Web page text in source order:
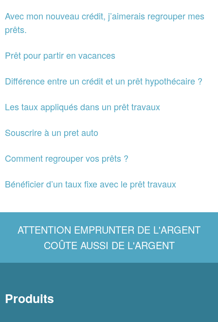
Avec mon nouveau crédit, j’aimerais regrouper mes
prêts.
Prêt pour partir en vacances
Différence entre un crédit et un prêt hypothécaire ?
Les taux appliqués dans un prêt travaux
Souscrire à un pret auto
Comment regrouper vos prêts ?
Bénéficier d’un taux fixe avec le prêt travaux
ATTENTION EMPRUNTER DE L'ARGENT
COÛTE AUSSI DE L'ARGENT
Produits